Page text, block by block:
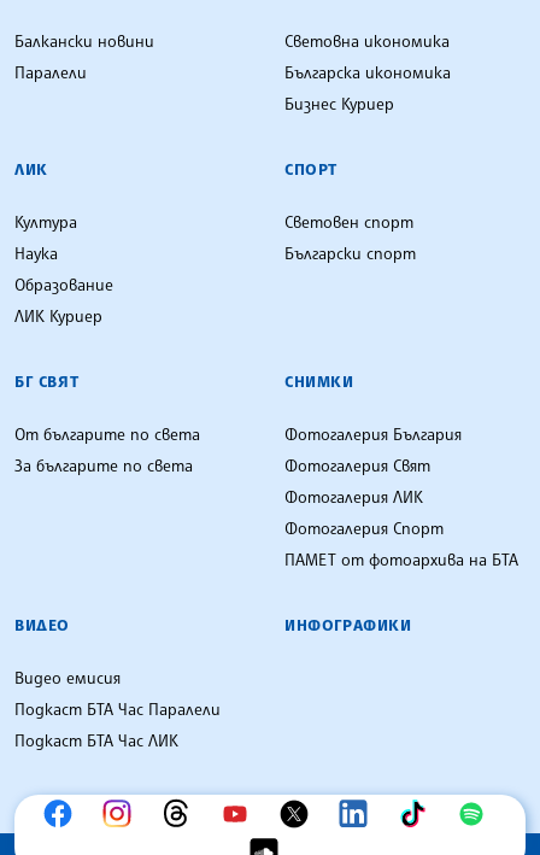
Балкански новини
Паралели
Световна икономика
Българска икономика
Бизнес Куриер
ЛИК
Култура
Наука
Образование
ЛИК Куриер
СПОРТ
Световен спорт
Български спорт
БГ СВЯТ
От българите по света
За българите по света
СНИМКИ
Фотогалерия България
Фотогалерия Свят
Фотогалерия ЛИК
Фотогалерия Спорт
ПАМЕТ от фотоархива на БТА
ВИДЕО
Видео емисия
Подкаст БТА Час Паралели
Подкаст БТА Час ЛИК
ИНФОГРАФИКИ